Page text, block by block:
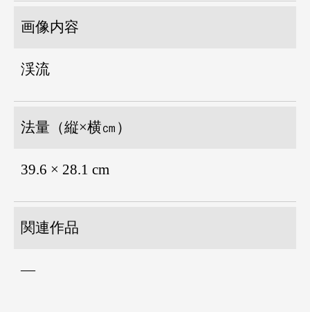
画像内容
渓流
法量（縦×横㎝）
39.6 × 28.1 cm
関連作品
―